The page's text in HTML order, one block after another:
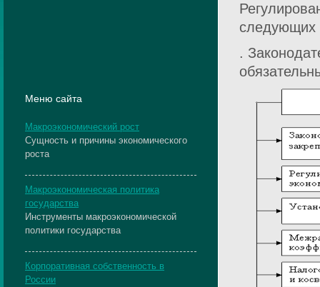
следующих
.
Меню сайта
Макроэкономический рост
Сущность и причины экономического
роста
Макроэкономическая политика
государства
Инструменты макроэкономической
политики государства
Корпоративная собственность в
России